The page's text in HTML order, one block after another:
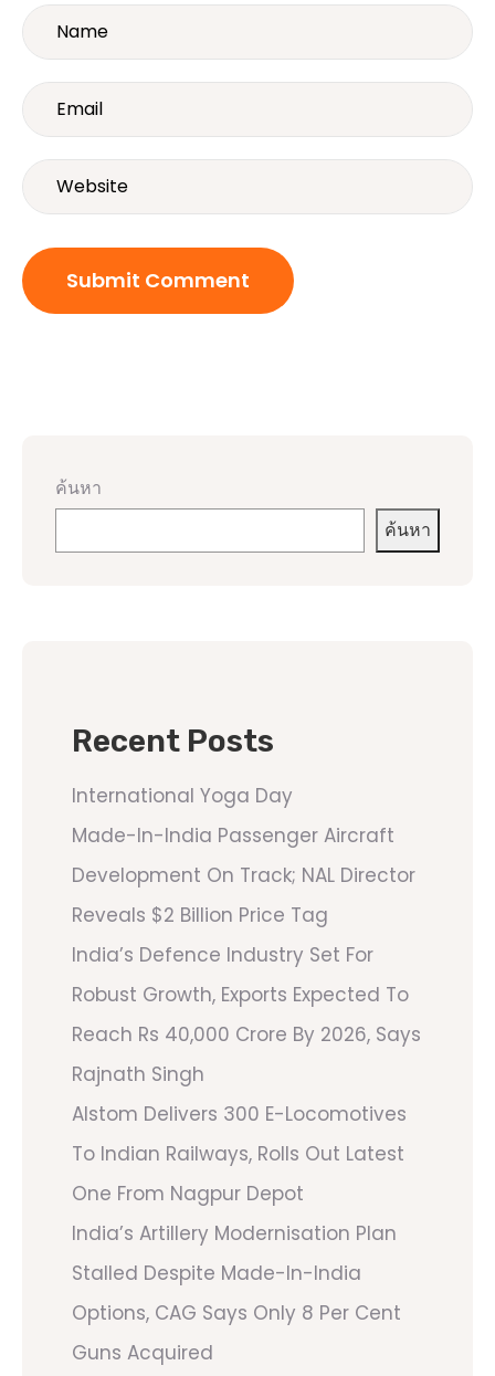
ค้นหา
ค้นหา
Recent Posts
International Yoga Day
Made-In-India Passenger Aircraft
Development On Track; NAL Director
Reveals $2 Billion Price Tag
India’s Defence Industry Set For
Robust Growth, Exports Expected To
Reach Rs 40,000 Crore By 2026, Says
Rajnath Singh
Alstom Delivers 300 E-Locomotives
To Indian Railways, Rolls Out Latest
One From Nagpur Depot
India’s Artillery Modernisation Plan
Stalled Despite Made-In-India
Options, CAG Says Only 8 Per Cent
Guns Acquired